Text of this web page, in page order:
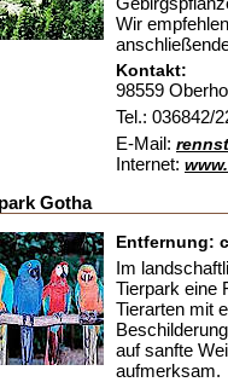
Wir
Kontakt:
98559
Tel.: 036842/
E-Mail:
Internet:
Gotha
Entfernung:
Im
Tierpark eine
Tierarten mit
auf sanfte
aufmerksam.